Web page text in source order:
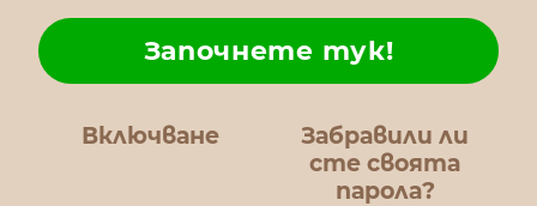
Включване
Забравили ли
сте своята
парола?
Започнете тук!